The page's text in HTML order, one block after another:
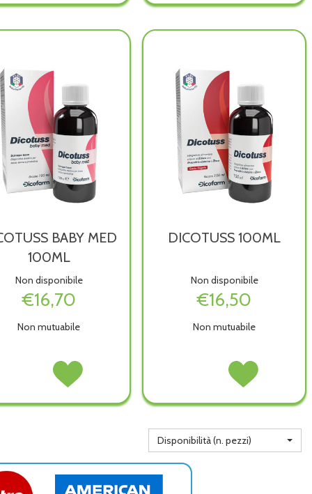
C/MASC C/MASC
NAS
NAS
BABY MED
100ML
Non disponibile
€16,70
Non mutuabile
DICOTUSS
100ML non
Acquista DICOTUSS
BABY
100ML alla
DICOTUSS 100ML
Non disponibile
€16,50
Non mutuabile
DICOTUSS
100ML non
disponibile
Acquista
100ML alla
Disponibilità (n. pezzi)